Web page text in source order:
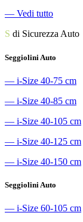
― Vedi tutto
S di Sicurezza Auto
Seggiolini Auto
― i-Size 40-75 cm
― i-Size 40-85 cm
― i-Size 40-105 cm
― i-Size 40-125 cm
― i-Size 40-150 cm
Seggiolini Auto
― i-Size 60-105 cm